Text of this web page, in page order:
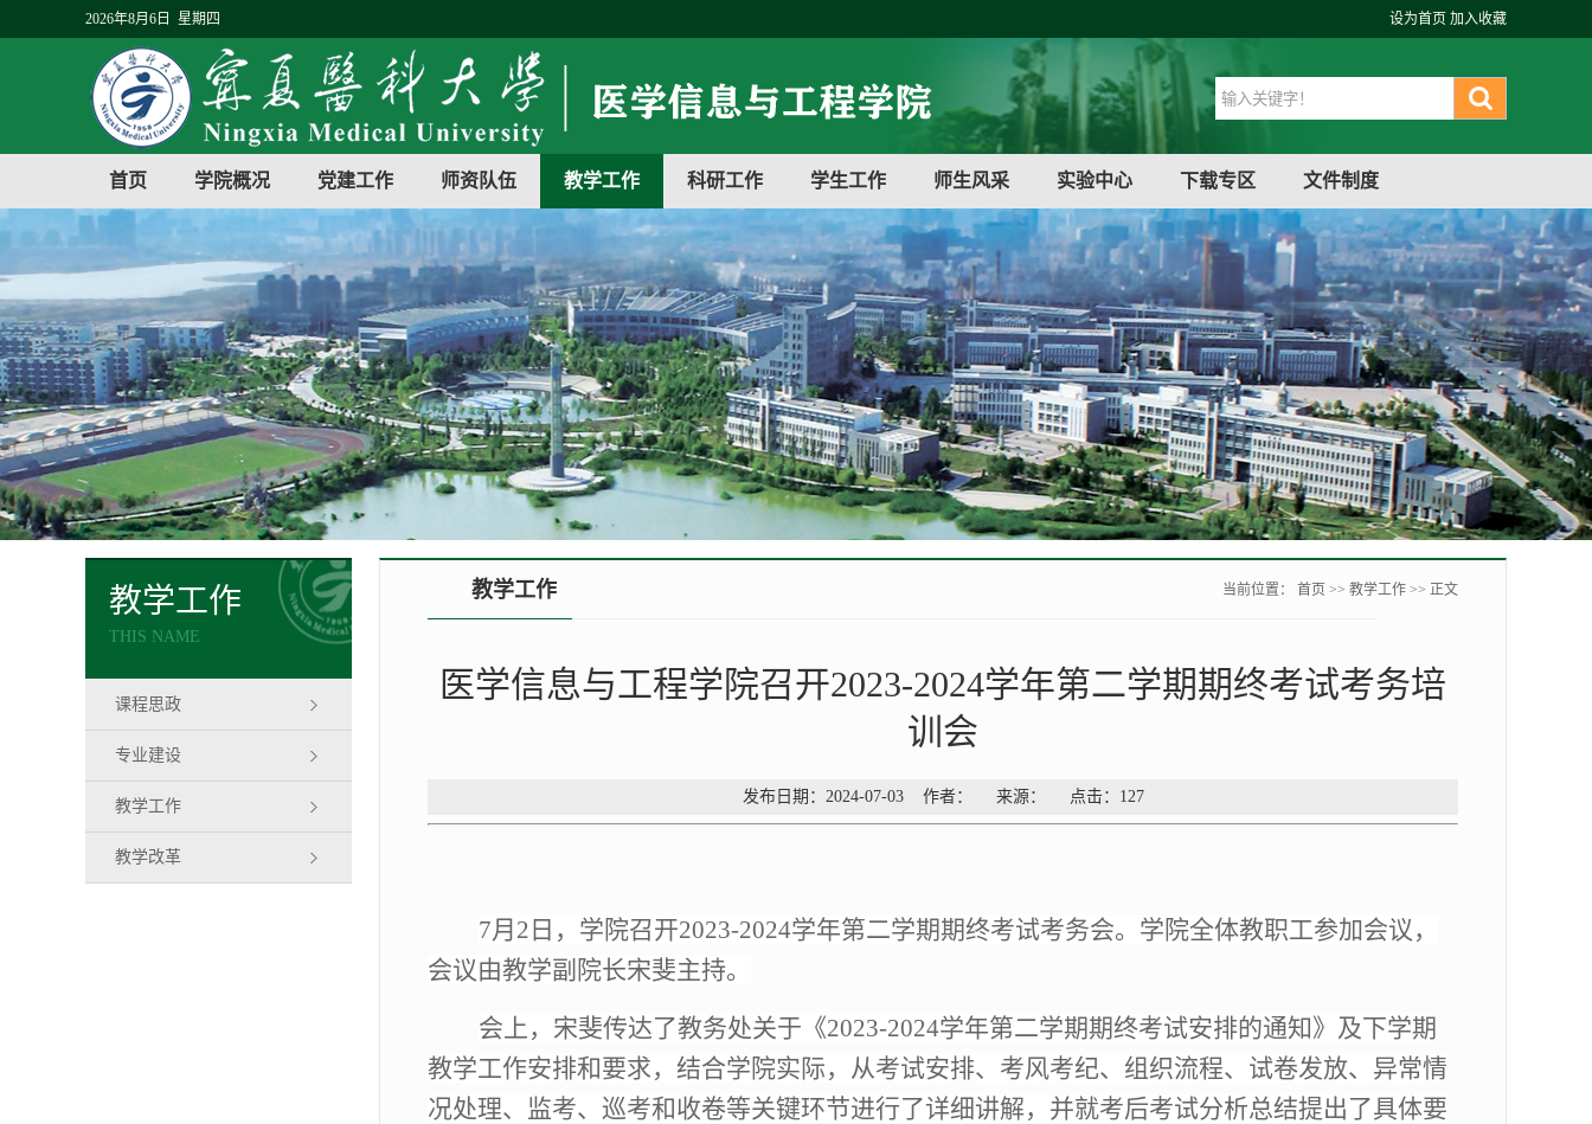
2026年8月6日 星期四 设为首页 加入收藏
首页 学院概况 党建工作 师资队伍 教学工作 科研工作 学生工作 师生风采 实验中心 下载专区 文件制度
教学工作
THIS NAME
课程思政
专业建设
教学工作
教学改革
教学工作 当前位置： 首页 >> 教学工作 >> 正文
医学信息与工程学院召开2023-2024学年第二学期期终考试考务培
训会
发布日期：2024-07-03 作者： 来源： 点击： 127
7月 2日，学院召开2023-2024学年第二学期期终考试考务会。学院全体教职工参加会议，
会议由教学副院长宋斐主持。
会上，宋斐传达了教务处关于《2023-2024学年第二学期期终考试安排的通知》及下学期
教学工作安排和要求，结合学院实际，从考试安排、考风考纪、组织流程、试卷发放、异常情
况处理、监考、巡考和收卷等关键环节进行了详细讲解，并就考后考试分析总结提出了具体要